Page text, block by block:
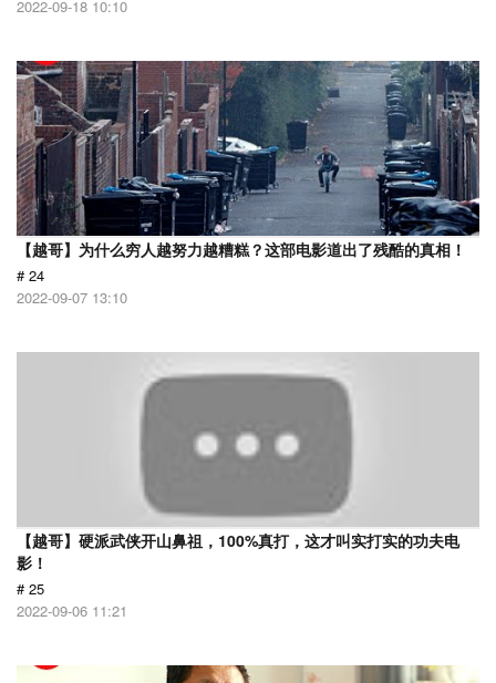
2022-09-18 10:10
【越哥】为什么穷人越努力越糟糕？这部电影道出了残酷的真相！
# 24
2022-09-07 13:10
【越哥】硬派武侠开山鼻祖，100%真打，这才叫实打实的功夫电
影！
# 25
2022-09-06 11:21